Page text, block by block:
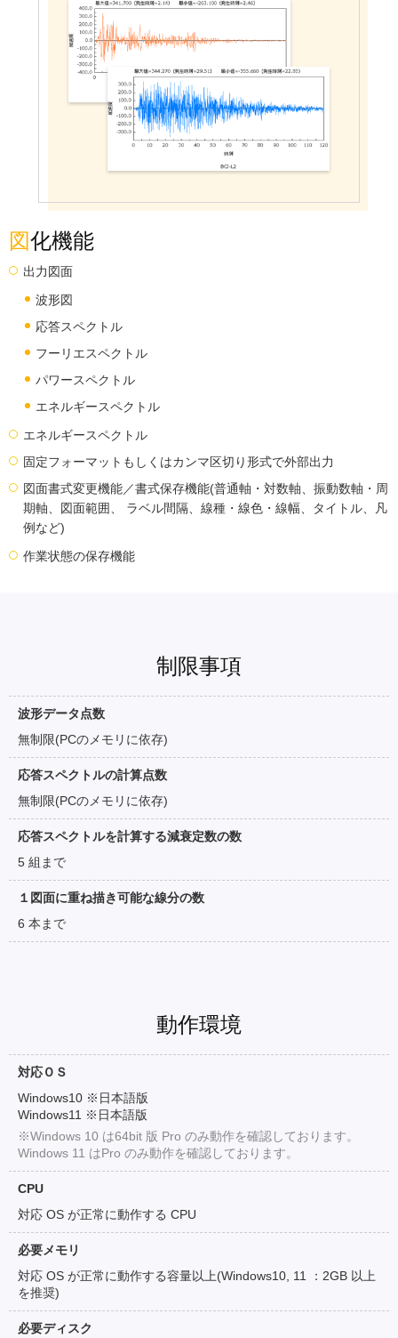
図化機能
出力図面
波形図
応答スペクトル
フーリエスペクトル
パワースペクトル
エネルギースペクトル
エネルギースペクトル
固定フォーマットもしくはカンマ区切り形式で外部出力
図面書式変更機能／書式保存機能(普通軸・対数軸、振動数軸・周
期軸、図面範囲、 ラベル間隔、線種・線色・線幅、タイトル、凡
例など)
作業状態の保存機能
制限事項
波形データ点数
無制限(PCのメモリに依存)
応答スペクトルの計算点数
無制限(PCのメモリに依存)
応答スペクトルを計算する減衰定数の数
5 組まで
１図面に重ね描き可能な線分の数
6 本まで
動作環境
対応ＯＳ
Windows10 ※日本語版
Windows11 ※日本語版
※Windows 10 は64bit 版 Pro のみ動作を確認しております。
Windows 11 はPro のみ動作を確認しております。
CPU
対応 OS が正常に動作する CPU
必要メモリ
対応 OS が正常に動作する容量以上(Windows10, 11 ：2GB 以上
を推奨)
必要ディスク